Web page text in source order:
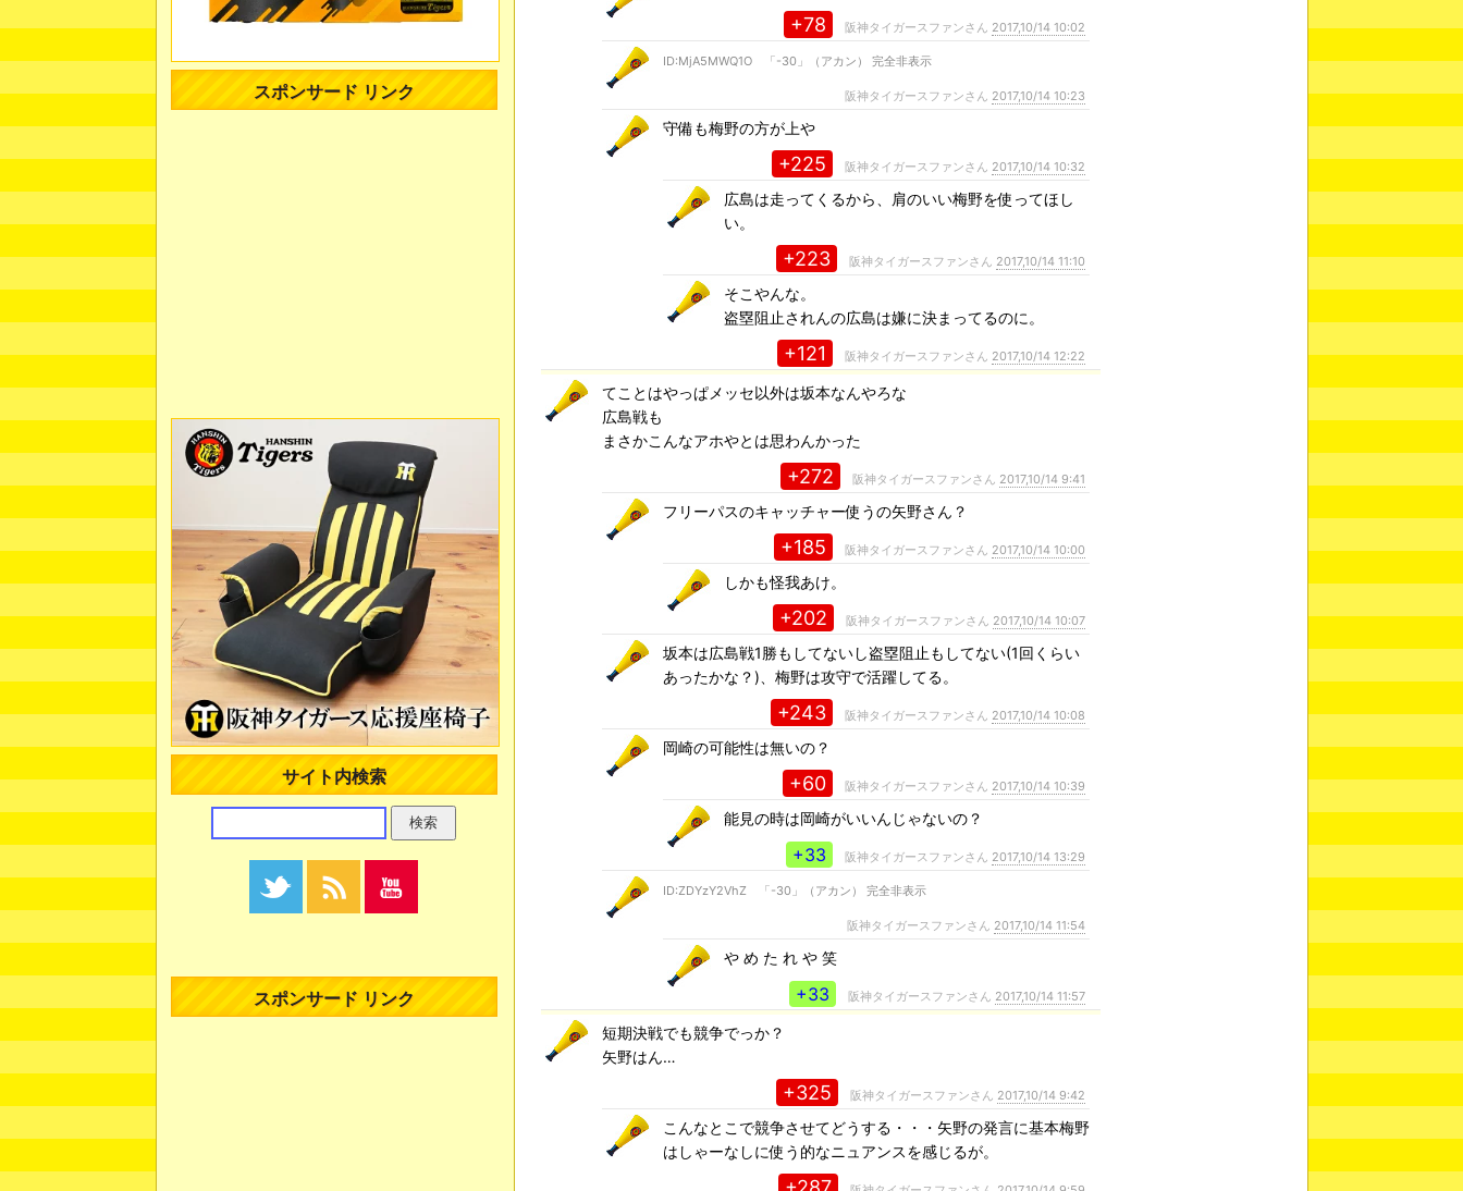
+78 阪神タイガースファンさん 2017,10/14 10:02
ID:MjA5MWQ1O 「-30」（アカン） 完全非表示
阪神タイガースファンさん 2017,10/14 10:23
守備も梅野の方が上や
+225 阪神タイガースファンさん 2017,10/14 10:32
広島は走ってくるから、肩のいい梅野を使ってほし
い。
+223 阪神タイガースファンさん 2017,10/14 11:10
そこやんな。
盗塁阻止されんの広島は嫌に決まってるのに。
+121 阪神タイガースファンさん 2017,10/14 12:22
てことはやっぱメッセ以外は坂本なんやろな
広島戦も
まさかこんなアホやとは思わんかった
+272 阪神タイガースファンさん 2017,10/14 9:41
フリーパスのキャッチャー使うの矢野さん？
+185 阪神タイガースファンさん 2017,10/14 10:00
しかも怪我あけ。
+202 阪神タイガースファンさん 2017,10/14 10:07
坂本は広島戦1勝もしてないし盗塁阻止もしてない(1回くらい
あったかな？)、梅野は攻守で活躍してる。
+243 阪神タイガースファンさん 2017,10/14 10:08
岡崎の可能性は無いの？
+60 阪神タイガースファンさん 2017,10/14 10:39
能見の時は岡崎がいいんじゃないの？
+33 阪神タイガースファンさん 2017,10/14 13:29
ID:ZDYzY2VhZ 「-30」（アカン） 完全非表示
阪神タイガースファンさん 2017,10/14 11:54
や め た れ や 笑
+33 阪神タイガースファンさん 2017,10/14 11:57
短期決戦でも競争でっか？
矢野はん…
+325 阪神タイガースファンさん 2017,10/14 9:42
こんなとこで競争させてどうする・・・矢野の発言に基本梅野
はしゃーなしに使う的なニュアンスを感じるが。
スポンサード リンク
サイト内検索
スポンサード リンク